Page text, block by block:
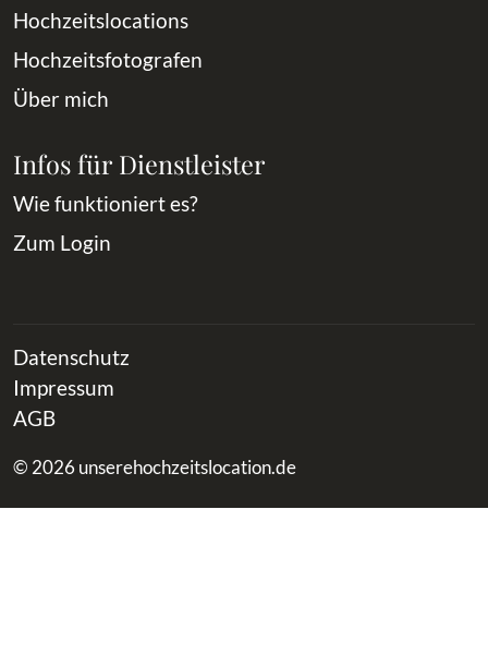
Hochzeitslocations
Hochzeitsfotografen
Über mich
Infos für Dienstleister
Wie funktioniert es?
Zum Login
Datenschutz
Impressum
AGB
© 2026 unserehochzeitslocation.de